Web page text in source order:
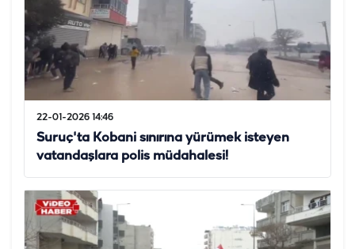
22-01-2026 14:46
Suruç'ta Kobani sınırına yürümek isteyen
vatandaşlara polis müdahalesi!